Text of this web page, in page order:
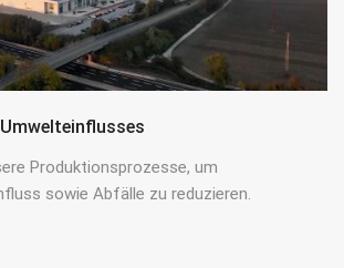
Produktionsprozesse, um
sowie Abfälle zu reduzieren.